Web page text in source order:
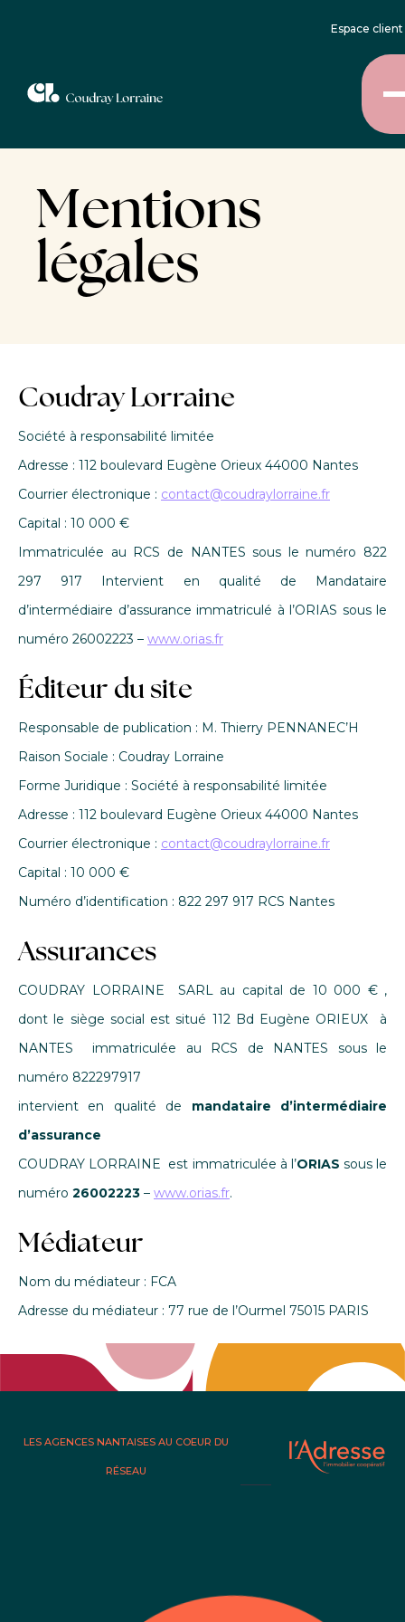
Espace client
Mentions
légales
Coudray Lorraine
Société à responsabilité limitée
Adresse : 112 boulevard Eugène Orieux 44000 Nantes
Courrier électronique : contact@coudraylorraine.fr
Capital : 10 000 €
Immatriculée au RCS de NANTES sous le numéro 822
297 917 Intervient en qualité de Mandataire
d’intermédiaire d’assurance immatriculé à l’ORIAS sous le
numéro 26002223 – www.orias.fr
Éditeur du site
Responsable de publication : M. Thierry PENNANEC’H
Raison Sociale : Coudray Lorraine
Forme Juridique : Société à responsabilité limitée
Adresse : 112 boulevard Eugène Orieux 44000 Nantes
Courrier électronique : contact@coudraylorraine.fr
Capital : 10 000 €
Numéro d’identification : 822 297 917 RCS Nantes
Assurances
COUDRAY LORRAINE SARL au capital de 10 000 € ,
dont le siège social est situé 112 Bd Eugène ORIEUX à
NANTES immatriculée au RCS de NANTES sous le
numéro 822297917
intervient en qualité de mandataire d’intermédiaire
d’assurance
COUDRAY LORRAINE est immatriculée à l’ORIAS sous le
numéro 26002223 – www.orias.fr.
Médiateur
Nom du médiateur : FCA
Adresse du médiateur : 77 rue de l’Ourmel 75015 PARIS
LES AGENCES NANTAISES AU COEUR DU
RÉSEAU